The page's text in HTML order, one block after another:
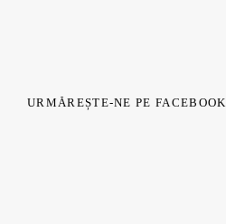
URMĂREȘTE-NE PE FACEBOOK